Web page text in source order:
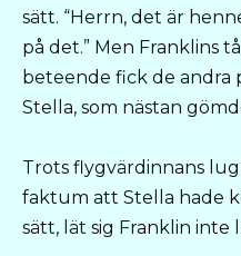
sätt. “Herrn, det är
på det.” Men Franklins
beteende fick de andra
Stella, som nästan
Trots flygvärdinnans
faktum att Stella hade
sätt, lät sig Franklin inte